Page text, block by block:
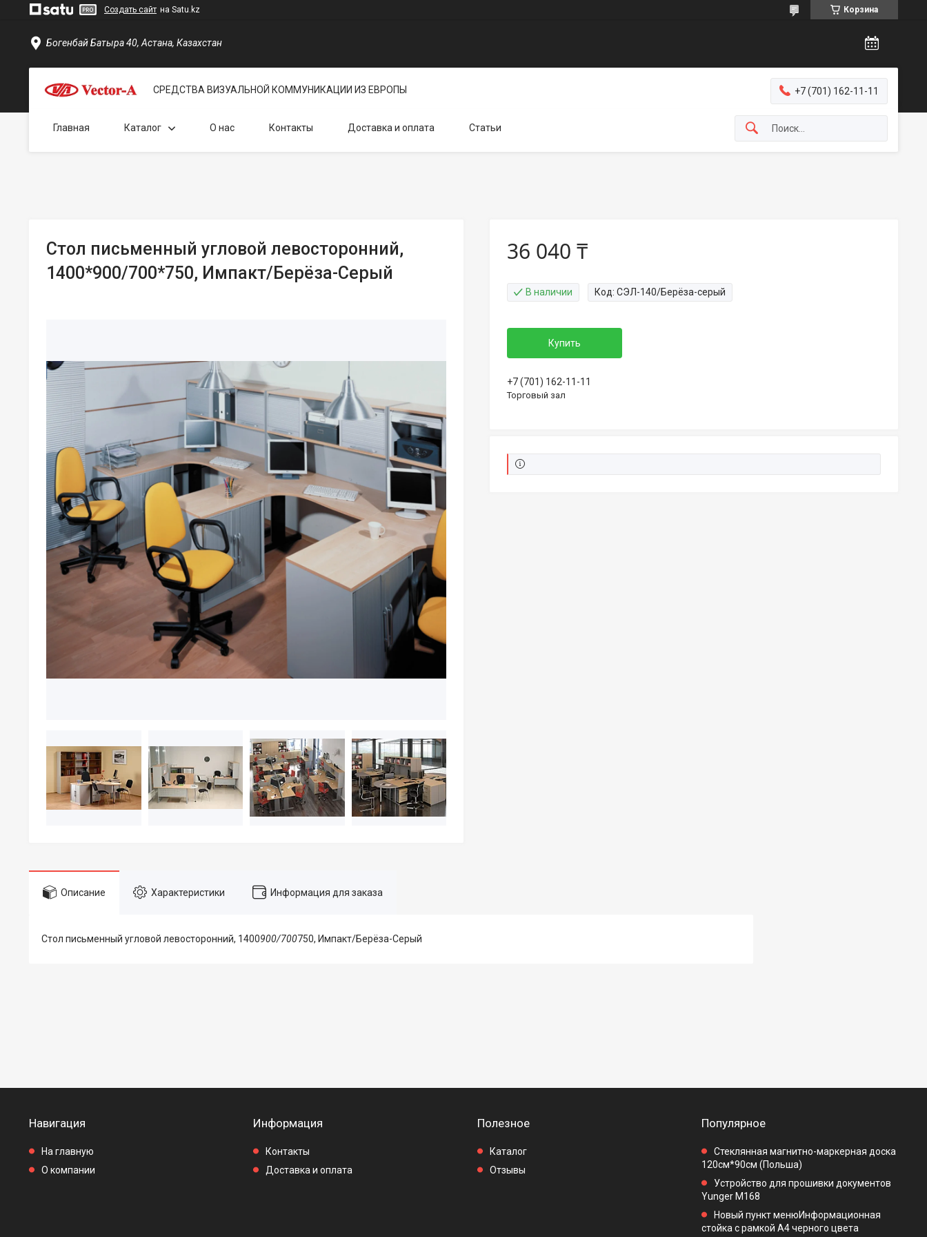
Создать сайт на Satu.kz Корзина
Богенбай Батыра 40, Астана, Казахстан
СРЕДСТВА ВИЗУАЛЬНОЙ КОММУНИКАЦИИ ИЗ ЕВРОПЫ +7 (701) 162-11-11
Главная Каталог О нас Контакты Доставка и оплата Статьи
Стол письменный угловой левосторонний,
1400*900/700*750, Импакт/Берёза-Серый
36 040 ₸
В наличии Код: СЭЛ-140/Берёза-серый
Купить
+7 (701) 162-11-11
Торговый зал
Описание Характеристики Информация для заказа
Стол письменный угловой левосторонний, 1400900/700750, Импакт/Берёза-Серый
Навигация
На главную
О компании
Информация
Контакты
Доставка и оплата
Полезное
Каталог
Отзывы
Популярное
Стеклянная магнитно-маркерная доска
120см*90см (Польша)
Устройство для прошивки документов
Yunger M168
Новый пункт менюИнформационная
стойка с рамкой А4 черного цвета